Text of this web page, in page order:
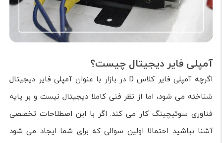
آمپلی فایر دیجیتال چیست؟
اگرچه آمپلی فایر کلاس D در بازار با عنوان آمپلی فایر دیجیتال
شناخته می شود، اما از نظر فنی کاملا دیجیتال نیست و بر پایه
فناوری سوئیچینگ کار می کند. اگر با این اصطلاحات تخصصی
آشنا نباشید احتمالا اولین سوالی که برای شما ایجاد می شود